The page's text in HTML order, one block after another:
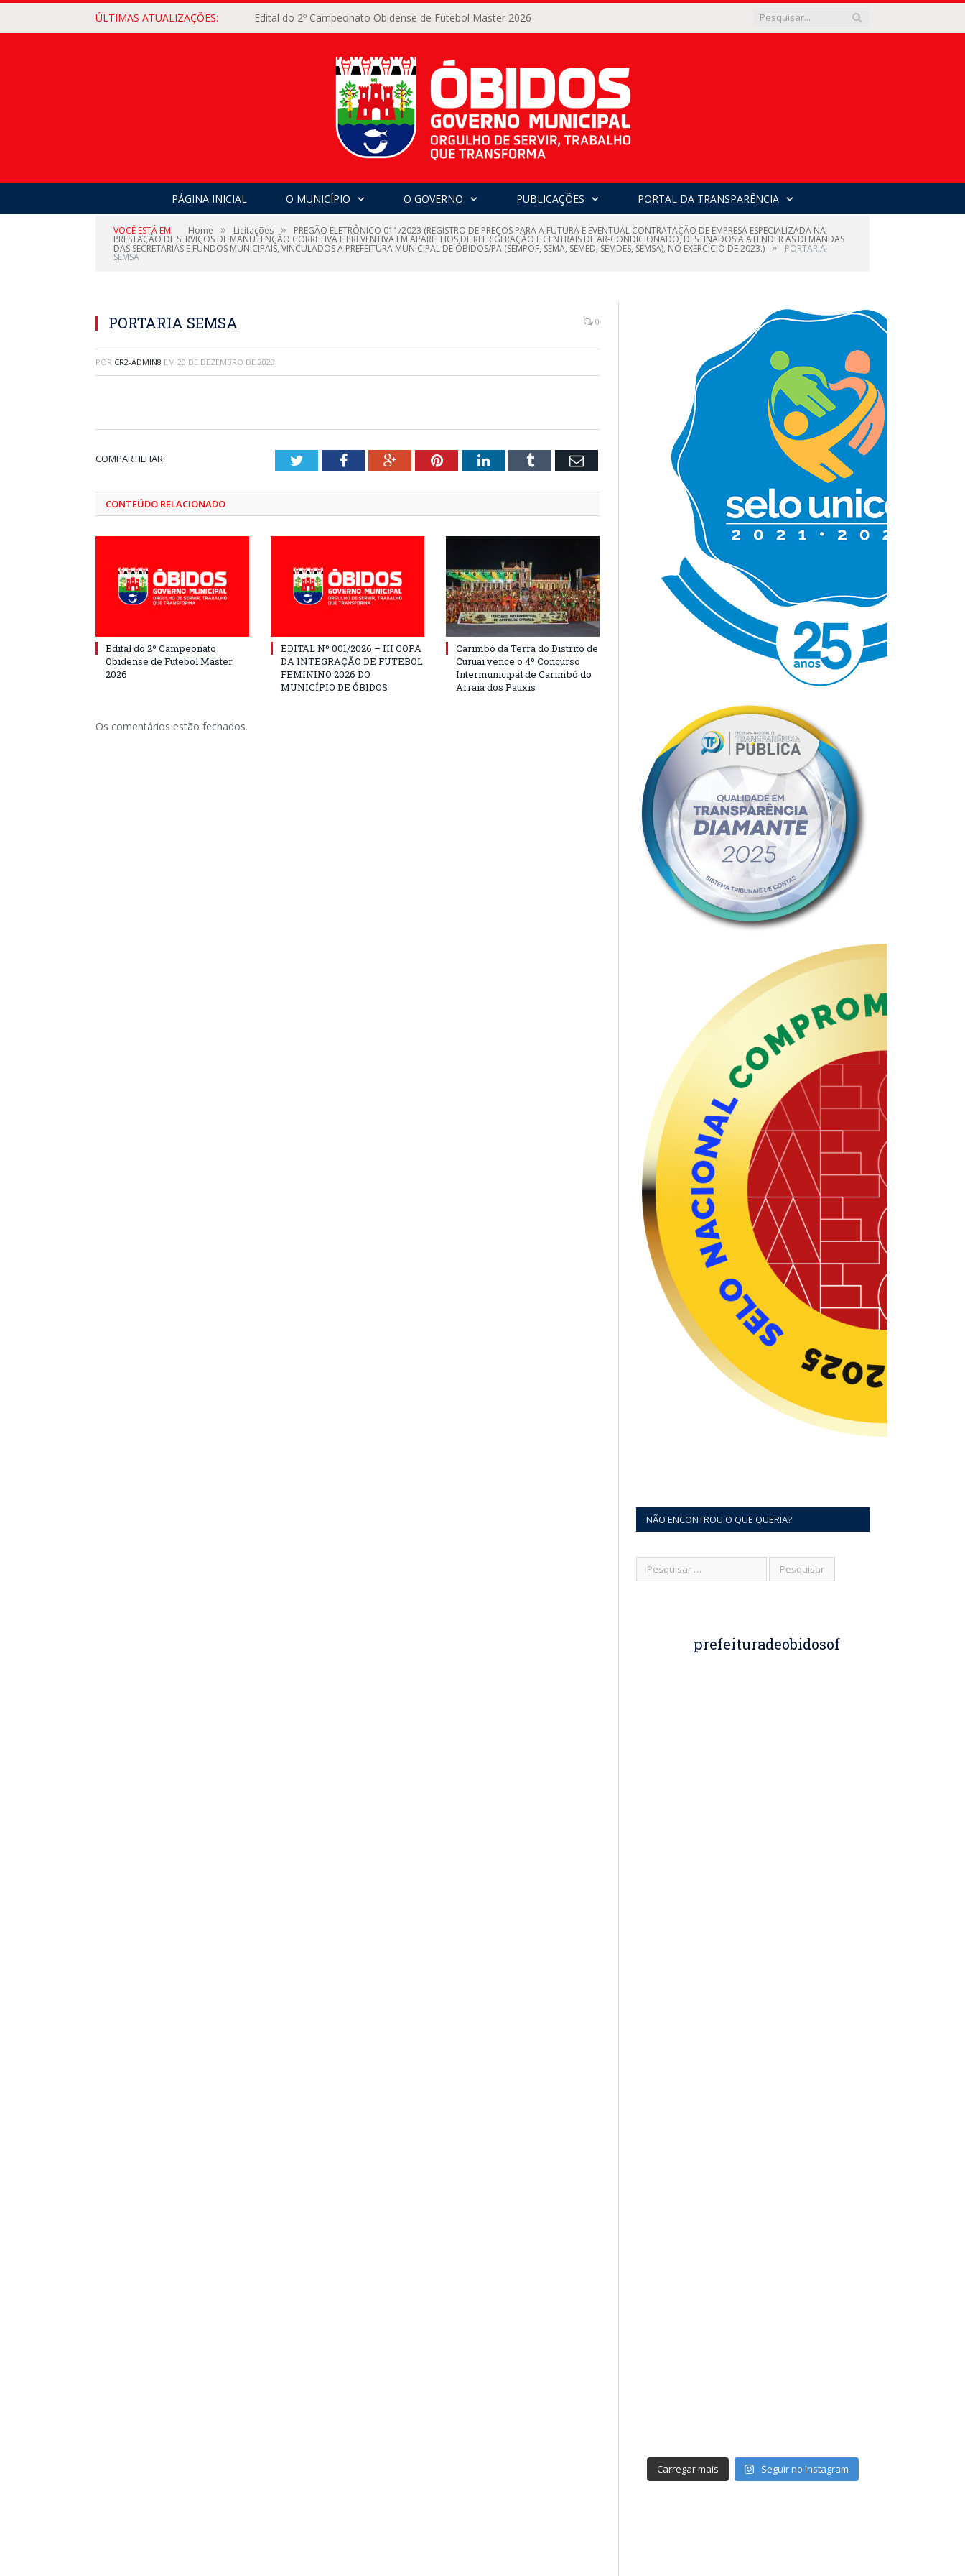
ÚLTIMAS ATUALIZAÇÕES: Edital do 2º Campeonato Obidense de Futebol Master 2026
PÁGINA INICIAL O MUNICÍPIO O GOVERNO PUBLICAÇÕES PORTAL DA TRANSPARÊNCIA
VOCÊ ESTÁ EM: Home » Licitações » PREGÃO ELETRÔNICO 011/2023 (REGISTRO DE PREÇOS PARA A FUTURA E EVENTUAL CONTRATAÇÃO DE EMPRESA ESPECIALIZADA NA
PRESTAÇÃO DE SERVIÇOS DE MANUTENÇÃO CORRETIVA E PREVENTIVA EM APARELHOS DE REFRIGERAÇÃO E CENTRAIS DE AR-CONDICIONADO, DESTINADOS A ATENDER AS DEMANDAS
DAS SECRETARIAS E FUNDOS MUNICIPAIS, VINCULADOS A PREFEITURA MUNICIPAL DE ÓBIDOS/PA (SEMPOF, SEMA, SEMED, SEMDES, SEMSA), NO EXERCÍCIO DE 2023.) » PORTARIA
SEMSA
PORTARIA SEMSA 0
POR CR2-ADMIN8 EM 20 DE DEZEMBRO DE 2023
COMPARTILHAR: TwitterFacebookGoogle+PinterestLinkedInTumblr Email
CONTEÚDO RELACIONADO
Edital do 2º Campeonato
Obidense de Futebol Master
2026
EDITAL Nº 001/2026 – III COPA
DA INTEGRAÇÃO DE FUTEBOL
FEMININO 2026 DO
MUNICÍPIO DE ÓBIDOS
Carimbó da Terra do Distrito de
Curuai vence o 4º Concurso
Intermunicipal de Carimbó do
Arraiá dos Pauxis
Os comentários estão fechados.
NÃO ENCONTROU O QUE QUERIA?
prefeituradeobidosof
Carregar mais Seguir no Instagram